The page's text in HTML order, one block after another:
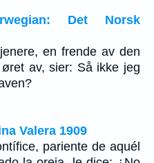
Det Norsk
en frende av den
av, sier: Så ikke jeg
Valera 1909
pariente de aquél